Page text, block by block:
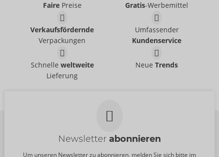
Cottelli BONDAGE - ORION Brand
26451491021
Cottelli BONDAGE- ORION Brand
FairePreise Gratis-Werbemittel
Verkaufsfördernde
Verpackungen
Umfassender
Kundenservice
Schnelle weltweite
Lieferung
NeueTrends
Newsletter abonnieren
Um unseren Newsletter zu abonnieren, melden Sie sich bitte im